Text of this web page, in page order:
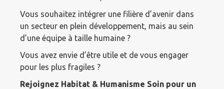
Vous souhaitez intégrer une filière d’avenir dans
un secteur en plein développement, mais au sein
d’une équipe à taille humaine ?
Vous avez envie d’être utile et de vous engager
pour les plus fragiles ?
Rejoignez Habitat & Humanisme Soin pour un